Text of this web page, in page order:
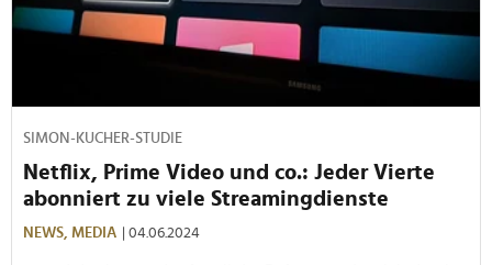
SIMON-KUCHER-STUDIE
Netflix, Prime Video und co.: Jeder Vierte
abonniert zu viele Streamingdienste
NEWS, MEDIA | 04.06.2024